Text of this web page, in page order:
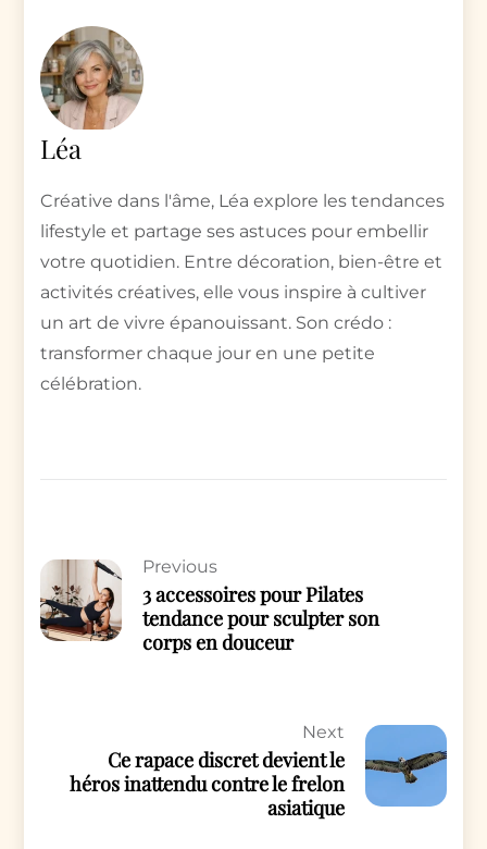
Léa
Créative dans l'âme, Léa explore les tendances
lifestyle et partage ses astuces pour embellir
votre quotidien. Entre décoration, bien-être et
activités créatives, elle vous inspire à cultiver
un art de vivre épanouissant. Son crédo :
transformer chaque jour en une petite
célébration.
Previous
3 accessoires pour Pilates
tendance pour sculpter son
corps en douceur
Next
Ce rapace discret devient le
héros inattendu contre le frelon
asiatique